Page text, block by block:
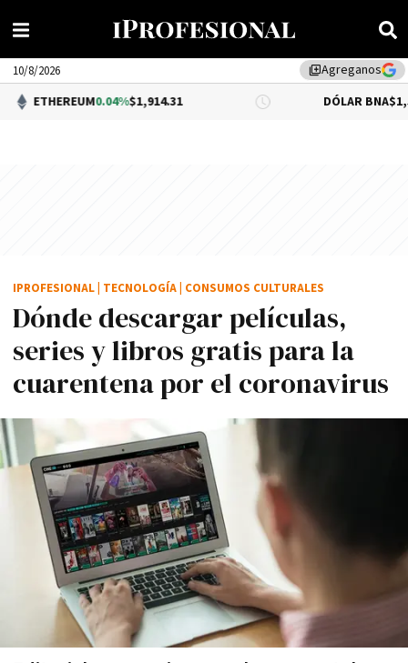
library_addAgreganos
10/8/2026
0.04%$1,914.31 DÓLAR BNA $1,520.00
Dónde descargar películas,
series y libros gratis para la
cuarentena por el coronavirus
IPROFESIONAL TECNOLOGÍA CONSUMOS CULTURALES